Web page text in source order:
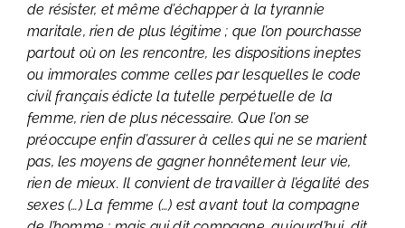
de résister, et même d’échapper à la tyrannie
maritale, rien de plus légitime ; que l’on pourchasse
partout où on les rencontre, les dispositions ineptes
ou immorales comme celles par lesquelles le code
civil français édicte la tutelle perpétuelle de la
femme, rien de plus nécessaire. Que l’on se
préoccupe enfin d’assurer à celles qui ne se marient
pas, les moyens de gagner honnêtement leur vie,
rien de mieux. Il convient de travailler à l’égalité des
sexes (…) La femme (…) est avant tout la compagne